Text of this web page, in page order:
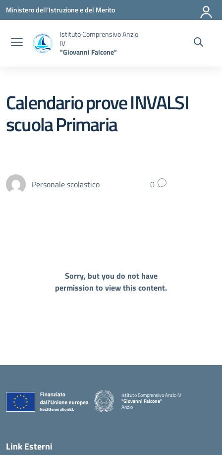
Vai ai contenuti
Vai al menu di navigazione
Vai al footer
Ministero dell'Istruzione e del Merito
Istituto Comprensivo Anzio
IV
"Giovanni Falcone"
Calendario prove INVALSI
scuola Primaria
Personale scolastico 0
Sorry, but you do not have
permission to view this content.
Istituto Comprensivo Anzio IV
"Giovanni Falcone"
Anzio
Link Esterni